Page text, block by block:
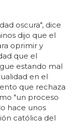
oscura", dice
dijo que el
oprimir y
que el
estando mal
en el
que rechaza
"un proceso
hace unos
católica del